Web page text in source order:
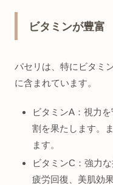
ビタミンが豊富
パセリは、特にビタミ
に含まれています。
ビタミンA：視力
割を果たします。
ます。
ビタミンC：強力
疲労回復、美肌効